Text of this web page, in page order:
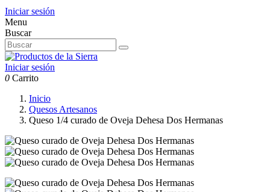
Iniciar sesión
Menu
Buscar
Iniciar sesión
0 Carrito
Inicio
Quesos Artesanos
Queso 1/4 curado de Oveja Dehesa Dos Hermanas